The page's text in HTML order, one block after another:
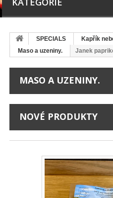
SPECIALS
Kapřík
Maso a uzeniny.
Janek
MASO A UZENINY.
NOVÉ PRODUKTY